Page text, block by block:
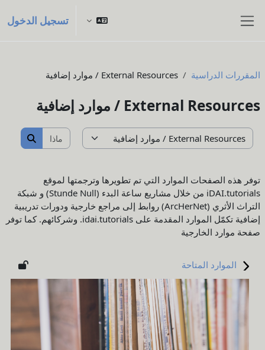
تسجيل الدخول
المقررات الدراسية External Resources / موارد إضافية
External Resources / موارد إضافية
تصنيفات المقررات
ماذا تريد
ماذا
توفر هذه الصفحات الموارد التي تم تطويرها وترجمتها لموقع
iDAI.tutorials من خلال مشاريع ساعة البدء (Stunde Null) و شبكة
التراث الأثري (ArcHerNet) روابط إلى مراجع خارجية ودورات تدريبية
إضافية تكمّل الموارد المقدمة على idai.tutorials. وشركائهم. كما توفر
صفحة موارد الخارجية
الموارد المتاحة